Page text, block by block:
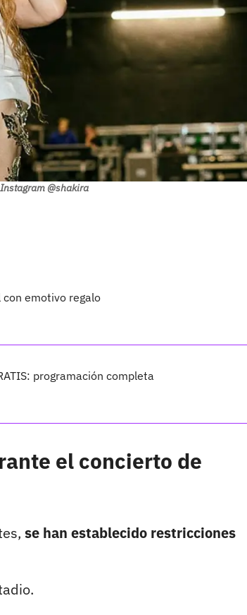
@shakira
con emotivo regalo
programación completa
el concierto de
se han establecido restricciones